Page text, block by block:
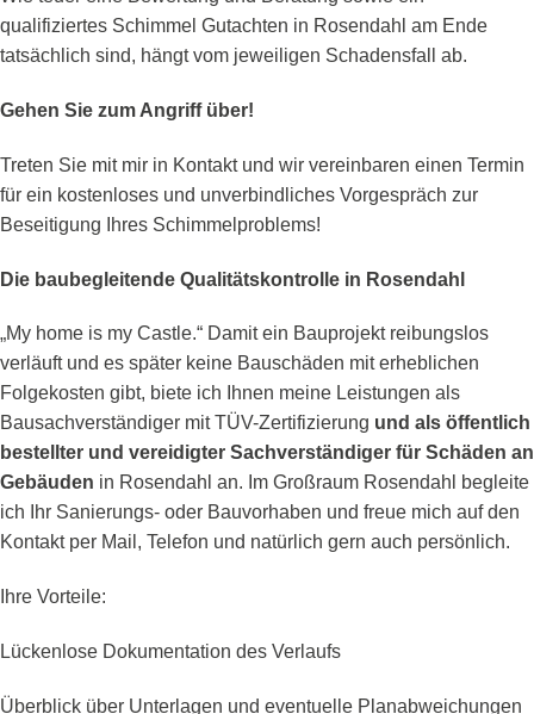
qualifiziertes Schimmel Gutachten in Rosendahl am Ende
tatsächlich sind, hängt vom jeweiligen Schadensfall ab.
Gehen Sie zum Angriff über!
Treten Sie mit mir in Kontakt und wir vereinbaren einen Termin
für ein kostenloses und unverbindliches Vorgespräch zur
Beseitigung Ihres Schimmelproblems!
Die baubegleitende Qualitätskontrolle in Rosendahl
„My home is my Castle.“ Damit ein Bauprojekt reibungslos
verläuft und es später keine Bauschäden mit erheblichen
Folgekosten gibt, biete ich Ihnen meine Leistungen als
Bausachverständiger mit TÜV-Zertifizierung und als öffentlich
bestellter und vereidigter Sachverständiger für Schäden an
Gebäuden in Rosendahl an. Im Großraum Rosendahl begleite
ich Ihr Sanierungs- oder Bauvorhaben und freue mich auf den
Kontakt per Mail, Telefon und natürlich gern auch persönlich.
Ihre Vorteile:
Lückenlose Dokumentation des Verlaufs
Überblick über Unterlagen und eventuelle Planabweichungen